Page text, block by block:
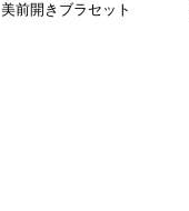
美前開きブラセット